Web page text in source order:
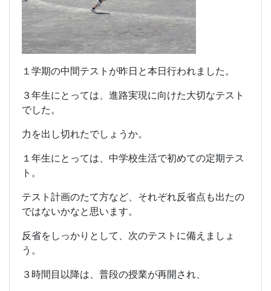
１学期の中間テストが昨日と本日行われました。
３年生にとっては、進路実現に向けた大切なテスト
でした。
力を出し切れたでしょうか。
１年生にとっては、中学校生活で初めての定期テス
ト。
テスト計画のたて方など、それぞれ反省点も出たの
ではないかなと思います。
反省をしっかりとして、次のテストに備えましょ
う。
３時間目以降は、普段の授業が再開され、